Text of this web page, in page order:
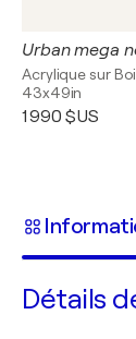
Urban mega
Acrylique sur
43x49in
1 990 $US
Détails